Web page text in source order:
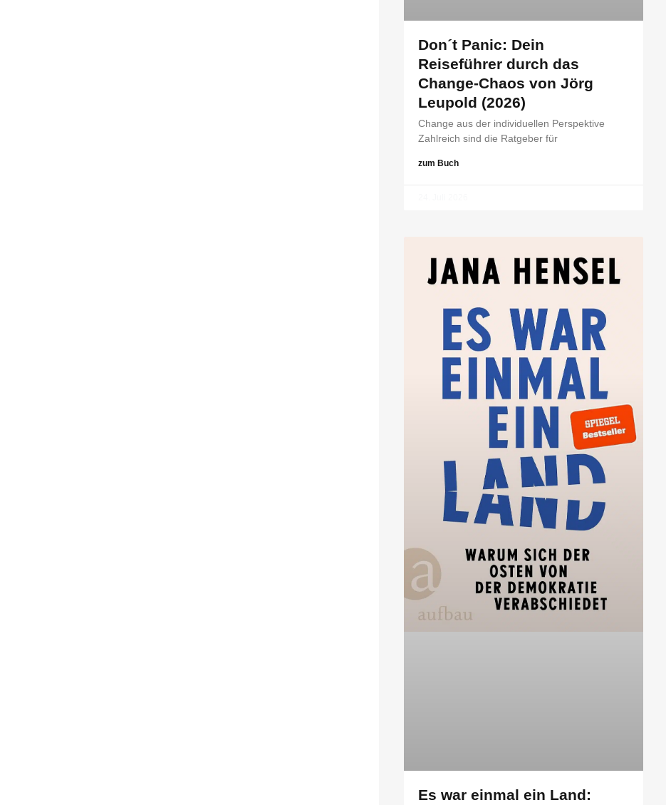
Don´t Panic: Dein
Reiseführer durch das
Change-Chaos von Jörg
Leupold (2026)
Change aus der individuellen Perspektive
Zahlreich sind die Ratgeber für
zum Buch
Es war einmal ein Land: